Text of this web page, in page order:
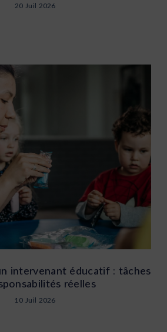
20 Juil 2026
intervenant éducatif : tâches
réelles
10 Juil 2026